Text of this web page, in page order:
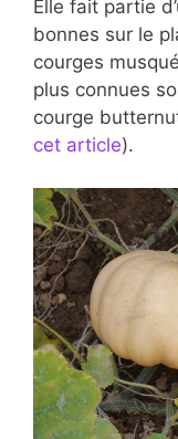
Elle fait partie
bonnes sur le
courges
plus connues
courge
cet article).